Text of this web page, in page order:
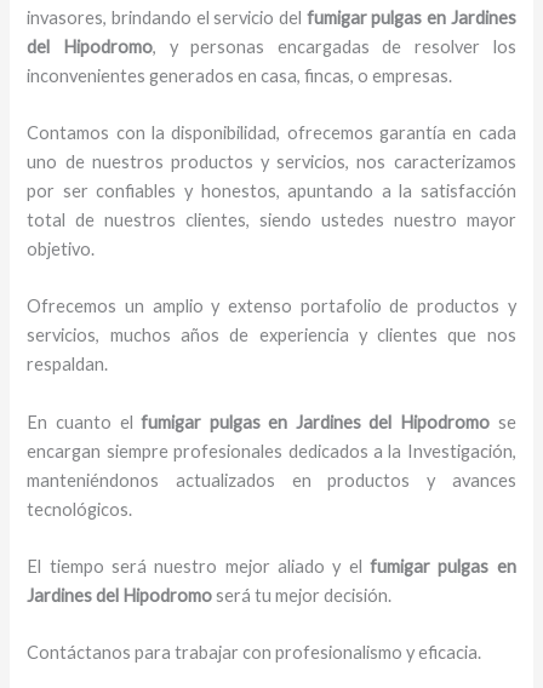
invasores, brindando el servicio del fumigar pulgas en Jardines
del Hipodromo, y personas encargadas de resolver los
inconvenientes generados en casa, fincas, o empresas.
Contamos con la disponibilidad, ofrecemos garantía en cada
uno de nuestros productos y servicios, nos caracterizamos
por ser confiables y honestos, apuntando a la satisfacción
total de nuestros clientes, siendo ustedes nuestro mayor
objetivo.
Ofrecemos un amplio y extenso portafolio de productos y
servicios, muchos años de experiencia y clientes que nos
respaldan.
En cuanto el fumigar pulgas en Jardines del Hipodromo se
encargan siempre profesionales dedicados a la Investigación,
manteniéndonos actualizados en productos y avances
tecnológicos.
El tiempo será nuestro mejor aliado y el fumigar pulgas en
Jardines del Hipodromoserá tu mejor decisión.
Contáctanos para trabajar con profesionalismo y eficacia.